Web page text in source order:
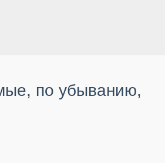
по убыванию,